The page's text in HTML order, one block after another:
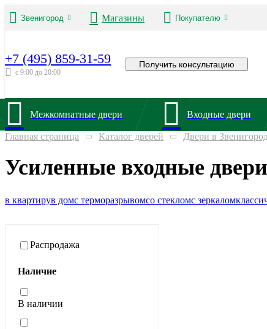
Звенигород Магазины Покупателю
+7 (495) 859-31-59
с 9:00 до 20:00
Получить консультацию
Межкомнатные двери Входные двери
Главная страница Каталог дверей Двери в
Усиленные входные
в квартирув домс терморазрывомсо стекломс зеркалом
Распродажа
Наличие
В наличии